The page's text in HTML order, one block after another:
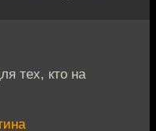
тех, кто на